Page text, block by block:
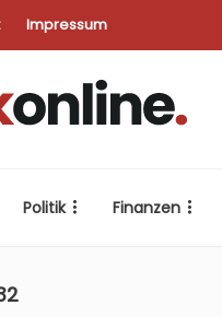
Impressum
Politik Finanzen